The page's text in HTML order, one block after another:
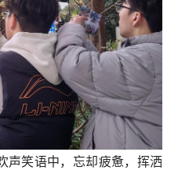
声笑语中，忘却疲惫，挥洒